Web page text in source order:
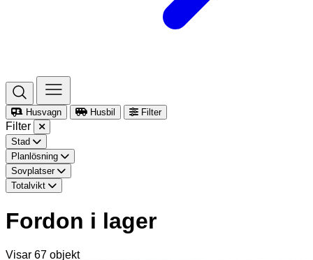
Husvagn Husbil Filter
Filter
Stad
Planlösning
Sovplatser
Totalvikt
Fordon i lager
Visar 67 objekt